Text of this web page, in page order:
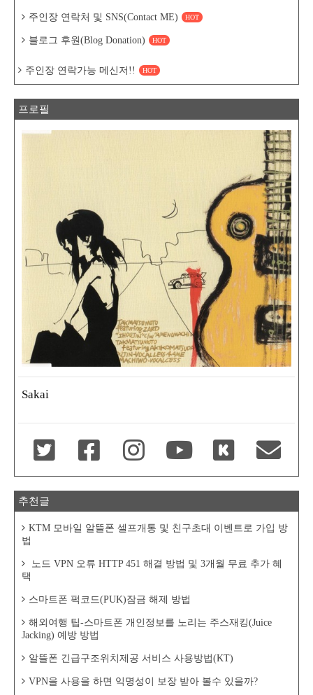
주인장 연락처 및 SNS(Contact ME) HOT
블로그 후원(Blog Donation) HOT
주인장 연락가능 메신저!! HOT
프로필
Sakai
추천글
KTM 모바일 알뜰폰 셀프개통 및 친구초대 이벤트로 가입 방
법
노드 VPN 오류 HTTP 451 해결 방법 및 3개월 무료 추가 혜
택
스마트폰 퍽코드(PUK)잠금 해제 방법
해외여행 팁-스마트폰 개인정보를 노리는 주스재킹(Juice
Jacking) 예방 방법
알뜰폰 긴급구조위치제공 서비스 사용방법(KT)
VPN을 사용을 하면 익명성이 보장 받아 볼수 있을까?